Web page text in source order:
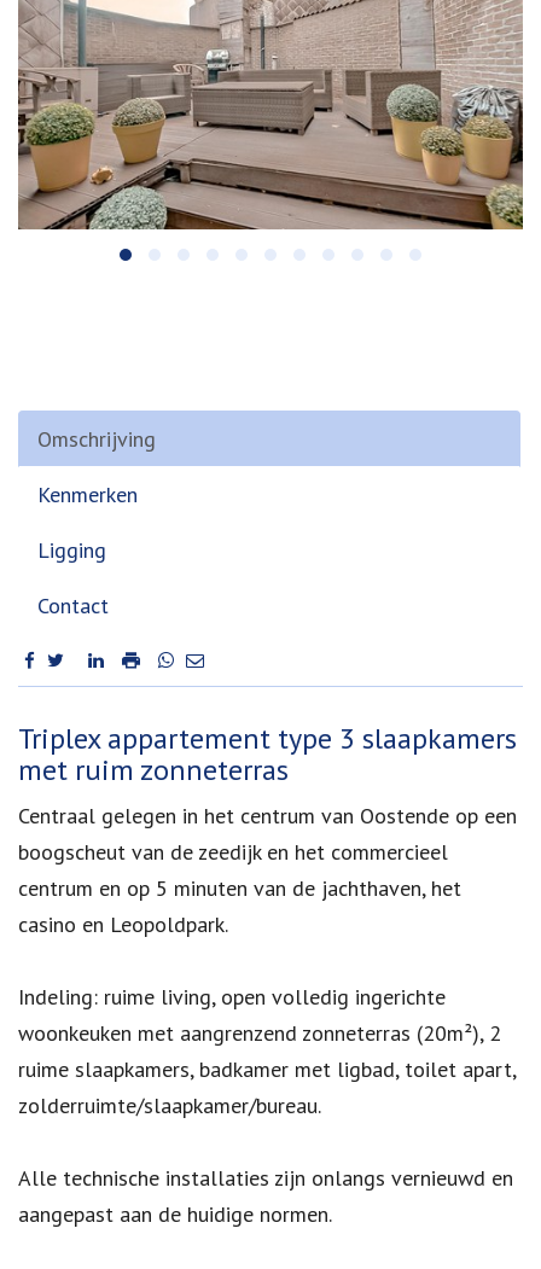
Omschrijving
Kenmerken
Ligging
Contact
Omschrijving
Triplex appartement type 3 slaapkamers
met ruim zonneterras
Centraal gelegen in het centrum van Oostende op een
boogscheut van de zeedijk en het commercieel
centrum en op 5 minuten van de jachthaven, het
casino en Leopoldpark.
Indeling: ruime living, open volledig ingerichte
woonkeuken met aangrenzend zonneterras (20m²), 2
ruime slaapkamers, badkamer met ligbad, toilet apart,
zolderruimte/slaapkamer/bureau.
Alle technische installaties zijn onlangs vernieuwd en
aangepast aan de huidige normen.